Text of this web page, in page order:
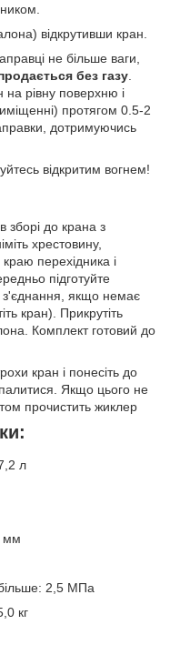
відкрутивши кран.
не більше ваги,
без газу
на рівну поверхню і
протягом 0.5-2
дотримуючись
відкритим вогнем!
зборі до крана з
хрестовину,
перехідника і
підготуйте
з'єднання, якщо немає
кран). Прикрутіть
Комплект готовий до
кран і понесіть до
Якщо цього не
прочистить жиклер
л
мм
2,5 МПа
кг